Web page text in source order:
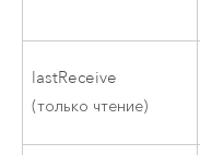
lastReceive
(только чтение)